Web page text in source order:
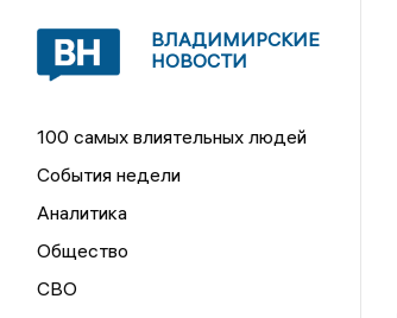
ВЛАДИМИРСКИЕ
НОВОСТИ
100 самых влиятельных людей
События недели
Аналитика
Общество
СВО